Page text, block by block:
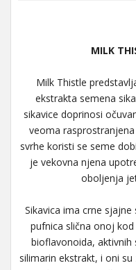
MILK
Milk Thistle
ekstrakta semena
sikavice doprinosi
veoma
svrhe koristi se seme
je vekovna njena
oboljenja
Sikavica ima crne
pufnica slična onoj
bioflavonoida,
silimarin ekstrakt, i oni